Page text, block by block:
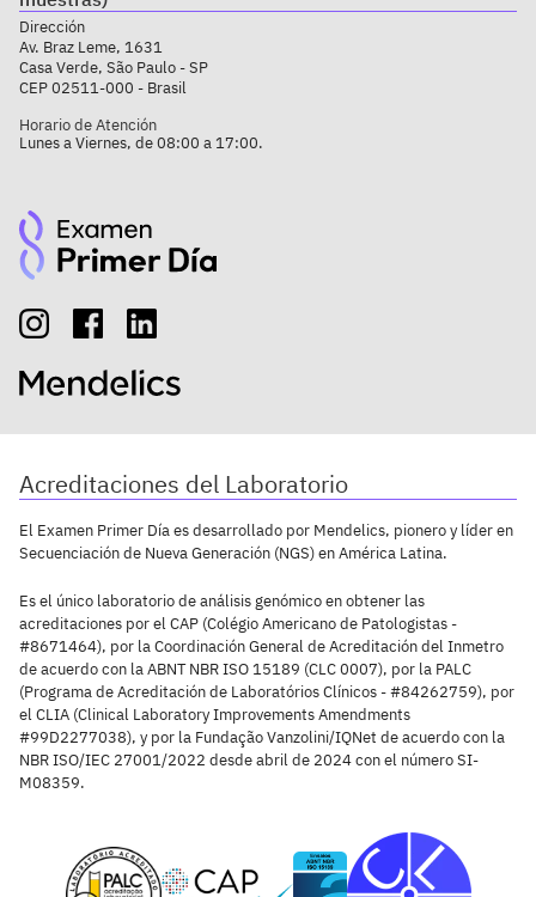
Dirección
Av. Braz Leme, 1631
Casa Verde, São Paulo - SP
CEP 02511-000 - Brasil
Horario de Atención
Lunes a Viernes, de 08:00 a 17:00.
Acreditaciones del Laboratorio
El Examen Primer Día es desarrollado por Mendelics, pionero y líder en
Secuenciación de Nueva Generación (NGS) en América Latina.
Es el único laboratorio de análisis genómico en obtener las
acreditaciones por el CAP (Colégio Americano de Patologistas -
#8671464), por la Coordinación General de Acreditación del Inmetro
de acuerdo con la ABNT NBR ISO 15189 (CLC 0007), por la PALC
(Programa de Acreditación de Laboratórios Clínicos - #84262759), por
el CLIA (Clinical Laboratory Improvements Amendments
#99D2277038), y por la Fundação Vanzolini/IQNet de acuerdo con la
NBR ISO/IEC 27001/2022 desde abril de 2024 con el número SI-
M08359.